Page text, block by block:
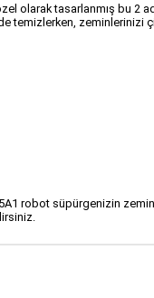
olarak tasarlanmış bu
temizlerken,
robot süpürgenizin